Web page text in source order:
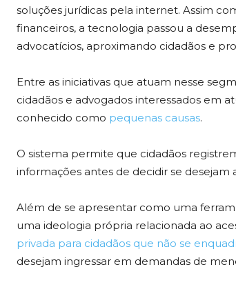
soluções jurídicas pela internet. Assim
financeiros, a tecnologia passou a
advocatícios, aproximando cidadãos e
Entre as iniciativas que atuam nesse
cidadãos e advogados interessados em
conhecido como pequenas causas.
O sistema permite que cidadãos
informações antes de decidir se
Além de se apresentar como uma
uma ideologia própria relacionada ao
privada para cidadãos que não se
desejam ingressar em demandas de